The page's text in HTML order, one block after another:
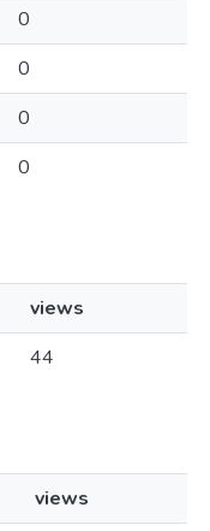
0
0
0
0
views
44
views